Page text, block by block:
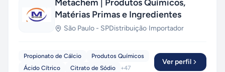
Metachem | Produtos Químicos,
Matérias Primas e Ingredientes
São Paulo - SPDistribuição·Importador
Propionato de Cálcio
Produtos Químicos
Ácido Cítrico
Citrato de Sódio +47
Ver perfil